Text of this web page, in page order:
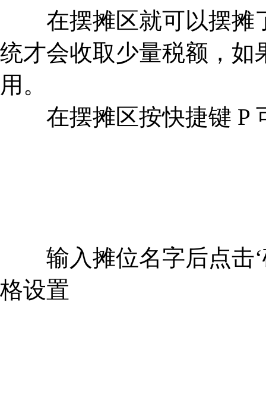
在摆摊区就可以摆摊
统才会收取少量税额，如
用。
在摆摊区按快捷键 P
输入摊位名字后点击‘
格设置